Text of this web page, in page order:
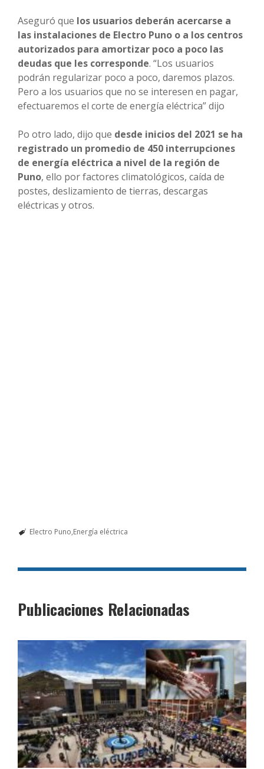
Aseguró que los usuarios deberán acercarse a
las instalaciones de Electro Puno o a los centros
autorizados para amortizar poco a poco las
deudas que les corresponde. “Los usuarios
podrán regularizar poco a poco, daremos plazos.
Pero a los usuarios que no se interesen en pagar,
efectuaremos el corte de energía eléctrica” dijo
Po otro lado, dijo que desde inicios del 2021 se ha
registrado un promedio de 450 interrupciones
de energía eléctrica a nivel de la región de
Puno, ello por factores climatológicos, caída de
postes, deslizamiento de tierras, descargas
eléctricas y otros.
Electro Puno Energía eléctrica
Publicaciones Relacionadas